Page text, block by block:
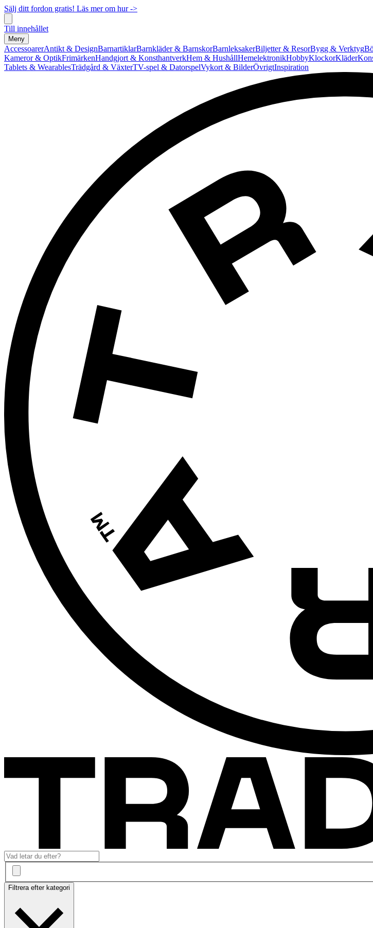
Sälj ditt fordon gratis! Läs mer om hur ->
Till innehållet
Meny
AccessoarerAntikt & DesignBarnartiklarBarnkläder & BarnskorBarnleksakerBiljetter & ResorBygg & Verktyg
Kameror & OptikFrimärkenHandgjort & KonsthantverkHem & HushållHemelektronikHobbyKlockorKläder
Tablets & WearablesTrädgård & VäxterTV-spel & DatorspelVykort & BilderÖvrigtInspiration
Filtrera efter kategori